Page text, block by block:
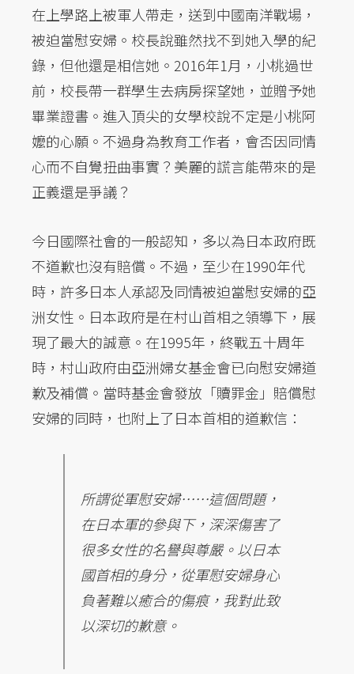
在上學路上被軍人帶走，送到中國南洋戰場，
被迫當慰安婦。校長說雖然找不到她入學的紀
錄，但他還是相信她。2016年1月，小桃過世
前，校長帶一群學生去病房探望她，並贈予她
畢業證書。進入頂尖的女學校說不定是小桃阿
嬤的心願。不過身為教育工作者，會否因同情
心而不自覺扭曲事實？美麗的謊言能帶來的是
正義還是爭議？
今日國際社會的一般認知，多以為日本政府既
不道歉也沒有賠償。不過，至少在1990年代
時，許多日本人承認及同情被迫當慰安婦的亞
洲女性。日本政府是在村山首相之領導下，展
現了最大的誠意。在1995年，終戰五十周年
時，村山政府由亞洲婦女基金會已向慰安婦道
歉及補償。當時基金會發放「贖罪金」賠償慰
安婦的同時，也附上了日本首相的道歉信：
所謂從軍慰安婦……這個問題，
在日本軍的參與下，深深傷害了
很多女性的名譽與尊嚴。以日本
國首相的身分，從軍慰安婦身心
負著難以癒合的傷痕，我對此致
以深切的歉意。